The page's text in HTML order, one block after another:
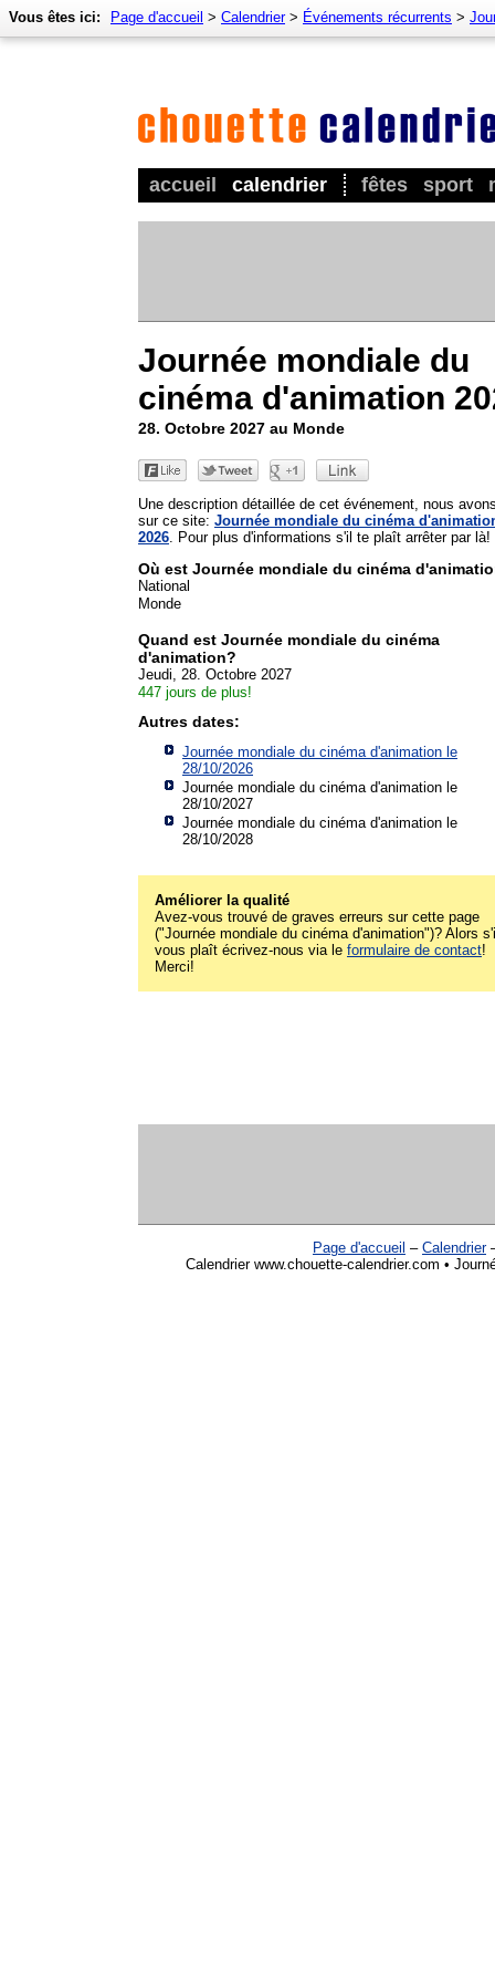
accueil calendrier fêtes sport
Vous êtes ici: Page d'accueil > Calendrier> Événements récurrents >
Journée mondiale du
cinéma d'animation
28. Octobre 2027 au Monde
Une description détaillée de cet événement, nous
sur ce site: Journée mondiale du cinéma
2026 . Pour plus d'informations s'il te plaît arrêter par là!
Où est Journée mondiale du cinéma
National
Monde
Quand est Journée mondiale du cinéma
d'animation?
Jeudi, 28. Octobre 2027
447 jours de plus!
Autres dates:
Journée mondiale du cinéma d'animation le
28/10/2026
Journée mondiale du cinéma d'animation le
28/10/2027
Journée mondiale du cinéma d'animation le
28/10/2028
Améliorer la qualité
Avez-vous trouvé de graves erreurs sur cette page
("Journée mondiale du cinéma d'animation")? Alors
vous plaît écrivez-nous via le formulaire de contact!
Merci!
Page d'accueil – Calendrier
Calendrier www.chouette-calendrier.com •